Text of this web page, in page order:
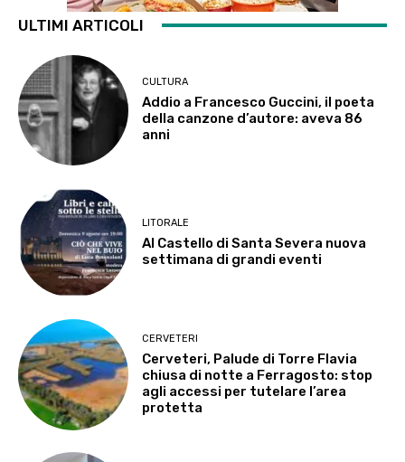
ULTIMI ARTICOLI
CULTURA
Addio a Francesco Guccini, il poeta
della canzone d’autore: aveva 86
anni
LITORALE
Al Castello di Santa Severa nuova
settimana di grandi eventi
CERVETERI
Cerveteri, Palude di Torre Flavia
chiusa di notte a Ferragosto: stop
agli accessi per tutelare l’area
protetta